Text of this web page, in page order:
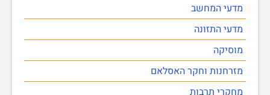
מדעי המחשב
מדעי התזונה
מוסיקה
מזרחנות וחקר האסלאם
מחקרי תרבות